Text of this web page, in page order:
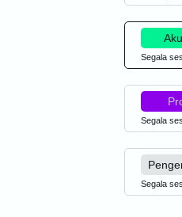
Segala
Segala
Segala